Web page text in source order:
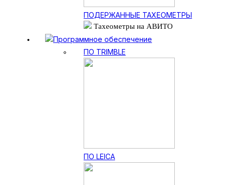
ПОДЕРЖАННЫЕ ТАХЕОМЕТРЫ
Тахеометры на АВИТО
Программное обеспечение
ПО TRIMBLE
ПО LEICA